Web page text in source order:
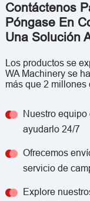
Contáctenos
Póngase En
Una Solución
Los productos se
WA Machinery se
más que 2 millones
Nuestro
ayudarlo 24/7
Ofrecemos
servicio de
Explore